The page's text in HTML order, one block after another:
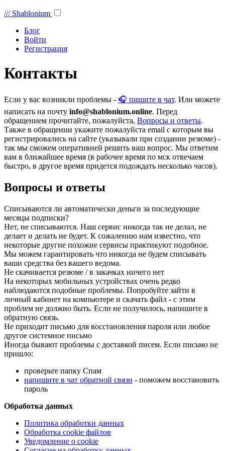
/// Shablonium
Блог
Войти
Регистрация
Контакты
Если у вас возникли проблемы - 🎧 пишите в чат. Или можете
написать на почту info@shablonium.online. Перед
обращением прочитайте, пожалуйста, Вопросы и ответы.
Также в обращении укажите пожалуйста email с которым вы
регистрировались на сайте (указывали при создании резюме) -
так мы сможем оперативней решить ваш вопрос. Мы ответим
вам в ближайшее время (в рабочее время по мск отвечаем
быстро, в другое время придется подождать несколько часов).
Вопросы и ответы
Списываются ли автоматически деньги за последующие
месяцы подписки?
Нет, не списываются. Наш сервис никогда так не делал, не
делает и делать не будет. К сожалению нам известно, что
некоторые другие похожие сервисы практикуют подобное.
Мы можем гарантировать что никогда не будем списывать
ваши средства без вашего ведома.
Не скачивается резюме / в закачках ничего нет
На некоторых мобильных устройствах очень редко
наблюдаются подобные проблемы. Попробуйте зайти в
личный кабинет на компьютере и скачать файл - с этим
проблем не должно быть. Если не получилось, напишите в
обратную связь.
Не приходит письмо для восстановления пароля или любое
другое системное письмо
Иногда бывают проблемы с доставкой писем. Если письмо не
пришло:
проверьте папку Спам
напишите в чат обратной связи - поможем восстановить
пароль
Обработка данных
Политика обработки данных
Обработка cookie файлов
Уведомление о cookie